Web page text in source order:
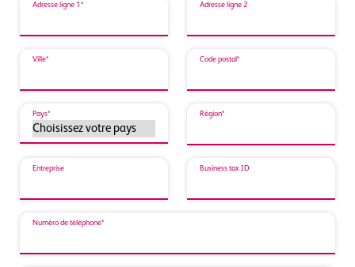
Adresse ligne 1* Adresse ligne 2
Ville* Code postal*
Pays* Région*
Entreprise Business tax ID
Numéro de téléphone*